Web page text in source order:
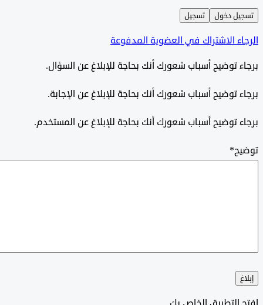
دخول تسجيل
الاشتراك في العضوية المدفوعة
توضيح أسباب شعورك أنك بحاجة للإبلاغ عن السؤال.
توضيح أسباب شعورك أنك بحاجة للإبلاغ عن الإجابة.
توضيح أسباب شعورك أنك بحاجة للإبلاغ عن المستخدم.
*